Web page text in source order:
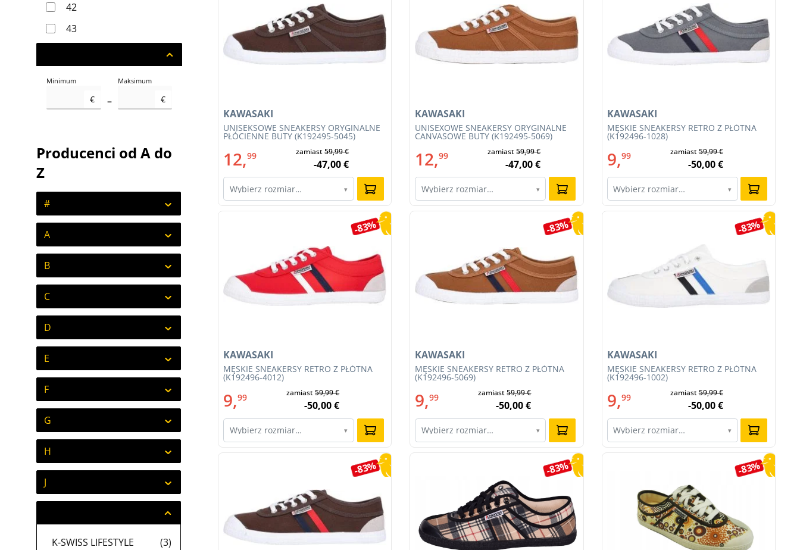
42
43
Minimum
€ –
Maksimum
€
Producenci od A do
Z
#
A
B
C
D
E
F
G
H
J
(3)
K-SWISS LIFESTYLE
UNISEKSOWE SNEAKERSY ORYGINALNE
PŁÓCIENNE BUTY (K192495-5045)
KAWASAKI
12,99 zamiast59,99 €
-47,00 €
Wybierz rozmiar… ▾
UNISEXOWE SNEAKERSY ORYGINALNE
CANVASOWE BUTY (K192495-5069)
KAWASAKI
12,99 zamiast59,99 €
-47,00 €
Wybierz rozmiar… ▾
MĘSKIE SNEAKERSY RETRO Z PŁÓTNA
(K192496-1028)
KAWASAKI
9,99 zamiast59,99 €
-50,00 €
Wybierz rozmiar… ▾
-83%
MĘSKIE SNEAKERSY RETRO Z PŁÓTNA
(K192496-4012)
KAWASAKI
9,99 zamiast59,99 €
-50,00 €
Wybierz rozmiar… ▾
-83%
MĘSKIE SNEAKERSY RETRO Z PŁÓTNA
(K192496-5069)
KAWASAKI
9,99 zamiast59,99 €
-50,00 €
Wybierz rozmiar… ▾
-83%
MĘSKIE SNEAKERSY RETRO Z PŁÓTNA
(K192496-1002)
KAWASAKI
9,99 zamiast59,99 €
-50,00 €
Wybierz rozmiar… ▾
-83% -83% -83%